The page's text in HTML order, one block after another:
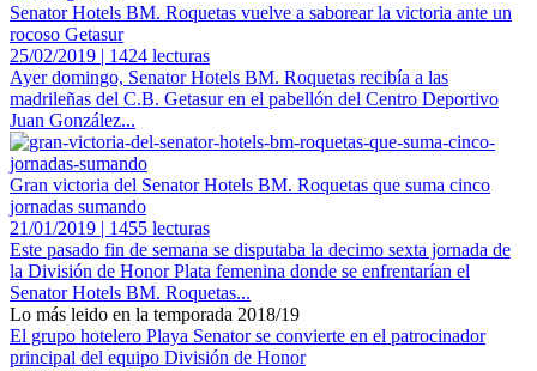
Senator Hotels BM. Roquetas vuelve a saborear la victoria ante un
rocoso Getasur
25/02/2019 | 1424 lecturas
Ayer domingo, Senator Hotels BM. Roquetas recibía a las
madrileñas del C.B. Getasur en el pabellón del Centro Deportivo
Juan González...
Gran victoria del Senator Hotels BM. Roquetas que suma cinco
jornadas sumando
21/01/2019 | 1455 lecturas
Este pasado fin de semana se disputaba la decimo sexta jornada de
la División de Honor Plata femenina donde se enfrentarían el
Senator Hotels BM. Roquetas...
Lo más leido en la temporada 2018/19
El grupo hotelero Playa Senator se convierte en el patrocinador
principal del equipo División de Honor